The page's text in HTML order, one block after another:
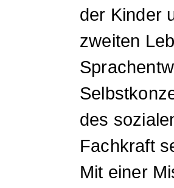
der Kinder
zweiten
des
Fachkraft
Mit einer